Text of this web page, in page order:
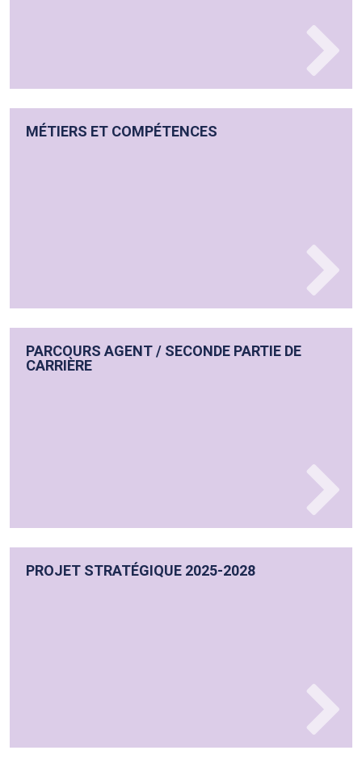
MÉTIERS ET COMPÉTENCES
PARCOURS AGENT / SECONDE PARTIE DE
CARRIÈRE
PROJET STRATÉGIQUE 2025-2028